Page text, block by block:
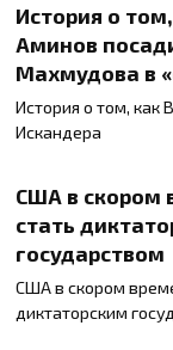
История о
Аминов
Махмудова в
История о том, как
Искандера
США в скором
стать
государством
США в скором
диктаторским